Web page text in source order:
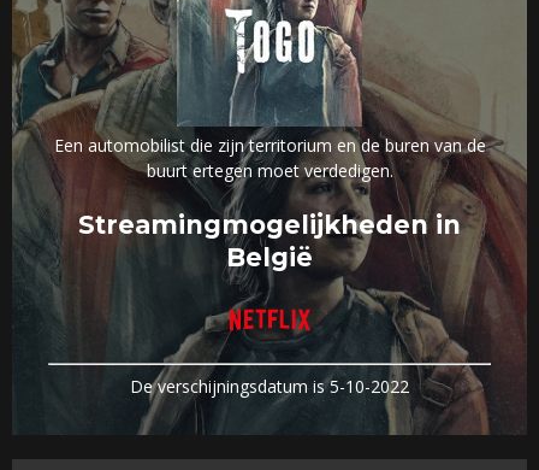
Een automobilist die zijn territorium en de buren van de
buurt ertegen moet verdedigen.
Streamingmogelijkheden in
België
De verschijningsdatum is 5-10-2022